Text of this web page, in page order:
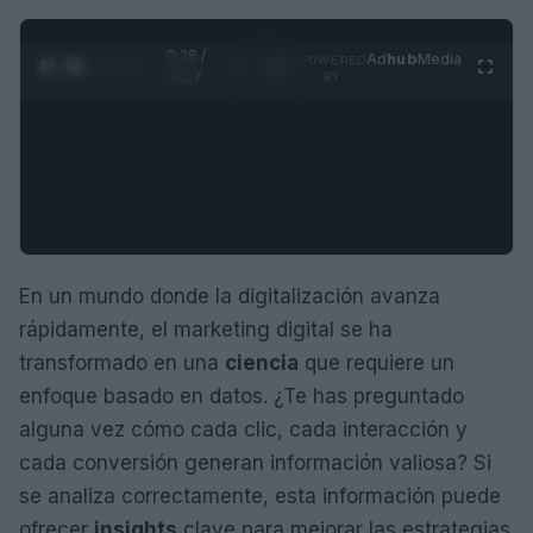
0:29 /
AdhubMedia
En un mundo donde la digitalización avanza
rápidamente, el marketing digital se ha
transformado en una ciencia que requiere un
enfoque basado en datos. ¿Te has preguntado
alguna vez cómo cada clic, cada interacción y
cada conversión generan información valiosa? Si
se analiza correctamente, esta información puede